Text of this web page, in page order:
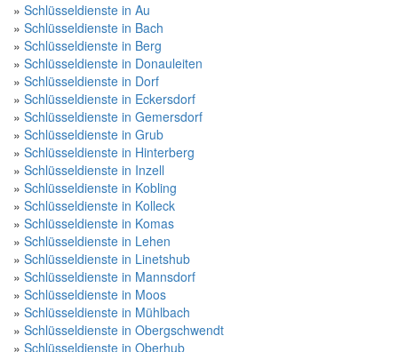
» Schlüsseldienste in Au
» Schlüsseldienste in Bach
» Schlüsseldienste in Berg
» Schlüsseldienste in Donauleiten
» Schlüsseldienste in Dorf
» Schlüsseldienste in Eckersdorf
» Schlüsseldienste in Gemersdorf
» Schlüsseldienste in Grub
» Schlüsseldienste in Hinterberg
» Schlüsseldienste in Inzell
» Schlüsseldienste in Kobling
» Schlüsseldienste in Kolleck
» Schlüsseldienste in Komas
» Schlüsseldienste in Lehen
» Schlüsseldienste in Linetshub
» Schlüsseldienste in Mannsdorf
» Schlüsseldienste in Moos
» Schlüsseldienste in Mühlbach
» Schlüsseldienste in Obergschwendt
» Schlüsseldienste in Oberhub